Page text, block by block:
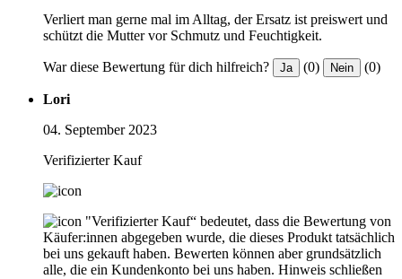
Verliert man gerne mal im Alltag, der Ersatz ist preiswert und
schützt die Mutter vor Schmutz und Feuchtigkeit.
War diese Bewertung für dich hilfreich? Ja (0) Nein (0)
Lori
04. September 2023
Verifizierter Kauf
"Verifizierter Kauf“ bedeutet, dass die Bewertung von
Käufer:innen abgegeben wurde, die dieses Produkt tatsächlich
bei uns gekauft haben. Bewerten können aber grundsätzlich
alle, die ein Kundenkonto bei uns haben. Hinweis schließen